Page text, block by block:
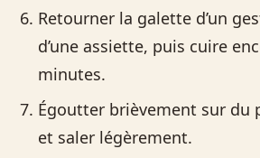
Retourner la galette d’un
d’une assiette, puis cuire
minutes.
Égoutter brièvement sur du
et saler légèrement.